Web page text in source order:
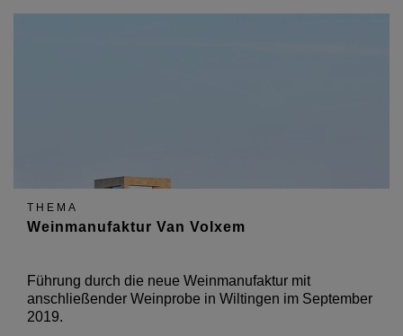
THEMA
Weinmanufaktur Van Volxem
Führung durch die neue Weinmanufaktur mit
anschließender Weinprobe in Wiltingen im September
2019.